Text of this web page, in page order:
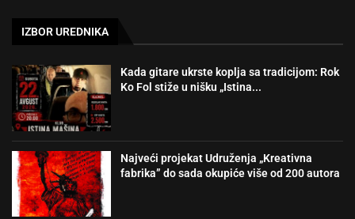
IZBOR UREDNIKA
Kada gitare ukrste koplja sa tradicijom: Rok
Ko Fol stiže u nišku „Istina...
Najveći projekat Udruženja „Kreativna
fabrika” do sada okupiće više od 200 autora